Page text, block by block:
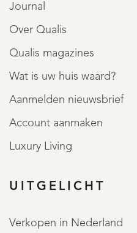
Journal
Over Qualis
Qualis magazines
Wat is uw huis waard?
Aanmelden nieuwsbrief
Account aanmaken
Luxury Living
UITGELICHT
Verkopen in Nederland